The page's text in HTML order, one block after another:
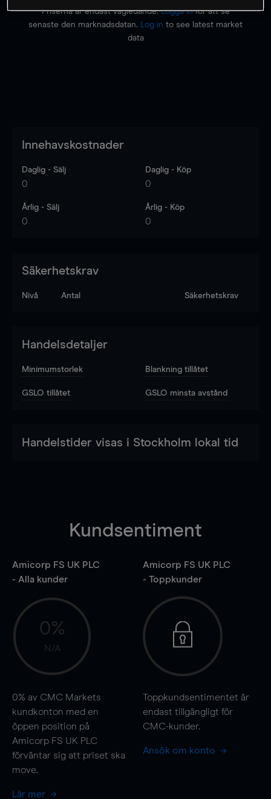
Priserna är endast vägledande.Logga inför att se
senaste den marknadsdatan.
Log in to see latest market
data
Innehavskostnader
Daglig - Sälj
0
Daglig - Köp
0
Årlig - Sälj
0
Årlig - Köp
0
Säkerhetskrav
Nivå Antal Säkerhetskrav
Handelsdetaljer
Minimumstorlek Blankning tillåtet
GSLO tillåtet GSLO minsta avstånd
Handelstider visas i Stockholm lokal tid
Kundsentiment
Amicorp FS UK PLC
- Alla kunder
0%
N/A
0% av CMC Markets
kundkonton med en
öppen position på
Amicorp FS UK PLC
förväntar sig att priset ska
move.
Lär mer
Amicorp FS UK PLC
- Toppkunder
Toppkundsentimentet är
endast tillgängligt för
CMC-kunder.
Ansök om konto